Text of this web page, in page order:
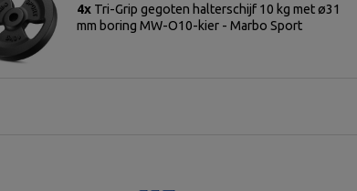
4x Tri-Grip gegoten halterschijf 10 kg met ø31
mm boring MW-O10-kier - Marbo Sport